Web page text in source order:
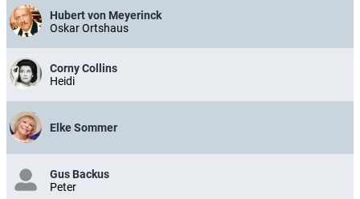
Hubert von Meyerinck
Oskar Ortshaus
Corny Collins
Heidi
Elke Sommer
Gus Backus
Peter